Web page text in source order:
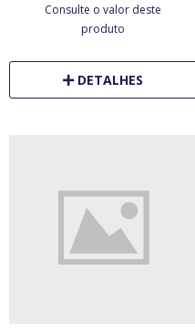
Consulte o valor deste
produto
DETALHES